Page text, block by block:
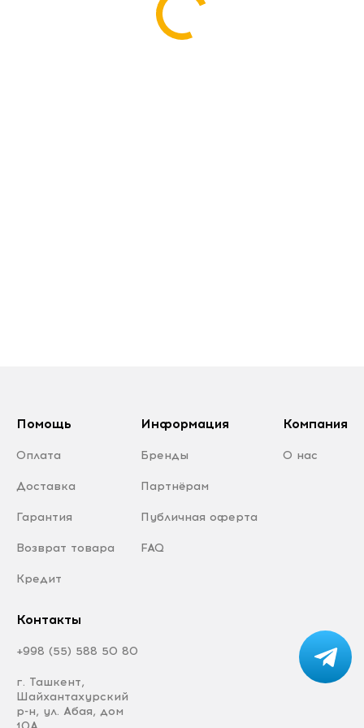
Помощь
Оплата
Доставка
Гарантия
Возврат товара
Кредит
Информация
Бренды
Партнёрам
Публичная оферта
FAQ
Компания
О нас
Контакты
+998 (55) 588 50 80
г. Ташкент,
Шайхантахурский
р-н, ул. Абая, дом